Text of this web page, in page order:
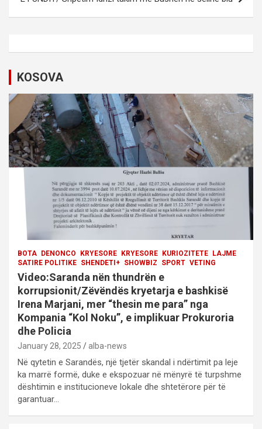
n
v
i
g
a
t
i
o
KOSOVA
BOTA DENONCO KRYESORE KRYESORE KURIOZITETE
LAJME
SATIRE POLITIKE SHENDETI+ SHOWBIZ SPORT VETING
Video:Saranda nën thundrën e
korrupsionit/Zëvëndës kryetarja e bashkisë
Irena Marjani, mer “thesin me para” nga
Kompania “Kol Noku”, e implikuar Prokuroria
dhe Policia
January 28, 2025 alba-news
Në qytetin e Sarandës, një tjetër skandal i ndërtimit pa leje
ka marrë formë, duke e ekspozuar në mënyrë të turpshme
dështimin e institucioneve lokale dhe shtetërore për të
garantuar…